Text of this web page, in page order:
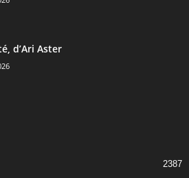
d’Ari Aster
2387